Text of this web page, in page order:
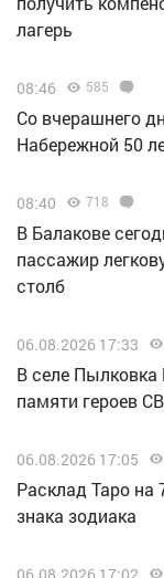
лагерь
08:46 585
Со вчерашнего
Набережной 50
08:40 718
В Балакове
пассажир
столб
06.08.2026 17:33
В селе Пылковка
памяти героев
06.08.2026 17:05
Расклад Таро на
знака зодиака